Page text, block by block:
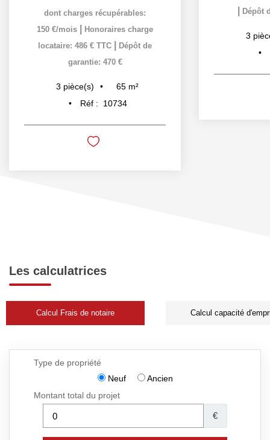
dont charges récupérables:
150 €/mois
Honoraires charge
locataire: 486 € TTC
Dépôt de
garantie: 470 €
3 pièce(s) 65 m²
Réf :
10734
Dépôt
3
Les calculatrices
Calcul Frais de notaire Calcul capacité